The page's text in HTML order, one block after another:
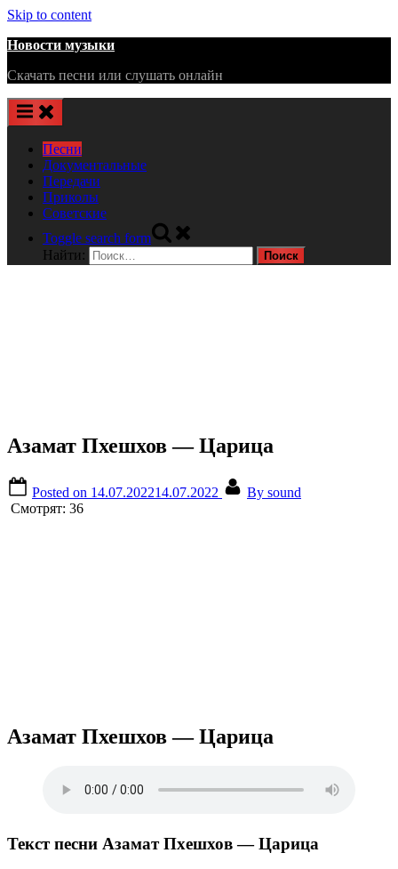
Skip to content
Новости музыки
Скачать песни или слушать онлайн
Песни
Документальные
Передачи
Приколы
Советские
Toggle search form
Найти:
Азамат Пхешхов — Царица
Posted on 14.07.202214.07.2022 By sound
Смотрят: 36
Азамат Пхешхов — Царица
Текст песни Азамат Пхешхов — Царица